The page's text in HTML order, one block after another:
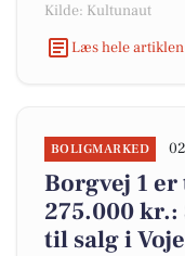
Kilde: Kultunaut
Læs hele
BOLIGMARKED
Borgvej 1
275.000
til salg i